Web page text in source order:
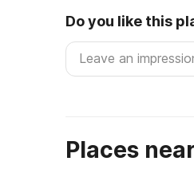
Do you like this
Places